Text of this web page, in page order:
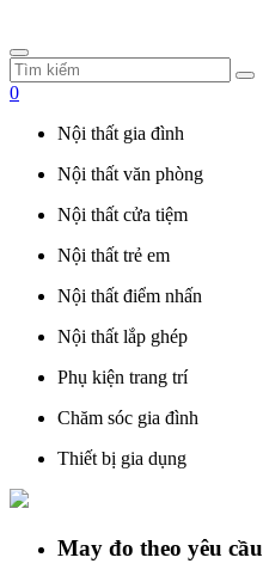
0
Nội thất gia đình
Nội thất văn phòng
Nội thất cửa tiệm
Nội thất trẻ em
Nội thất điểm nhấn
Nội thất lắp ghép
Phụ kiện trang trí
Chăm sóc gia đình
Thiết bị gia dụng
May đo theo yêu cầu